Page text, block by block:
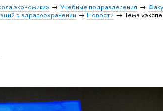
экономики» Учебные подразделения
в здравоохранении Новости Тема